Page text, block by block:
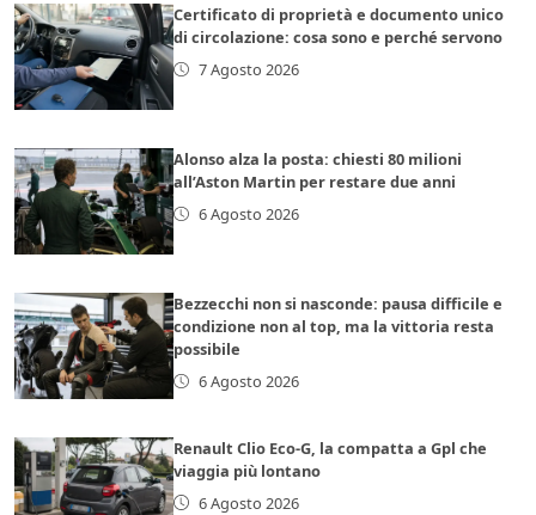
Certificato di proprietà e documento unico
di circolazione: cosa sono e perché servono
7 Agosto 2026
Alonso alza la posta: chiesti 80 milioni
all’Aston Martin per restare due anni
6 Agosto 2026
Bezzecchi non si nasconde: pausa difficile e
condizione non al top, ma la vittoria resta
possibile
6 Agosto 2026
Renault Clio Eco-G, la compatta a Gpl che
viaggia più lontano
6 Agosto 2026